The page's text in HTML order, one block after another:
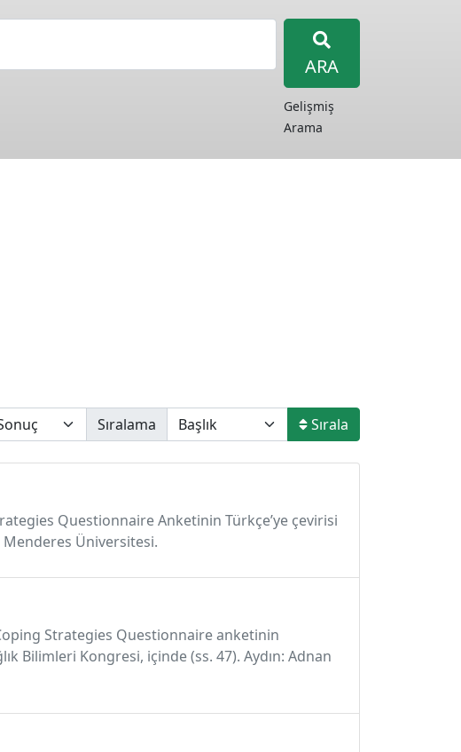
ARA
Gelişmiş
Arama
Sıralama Sırala
Questionnaire Anketinin Türkçe’ye çevirisi
Menderes Üniversitesi.
Coping Strategies Questionnaire anketinin
Bilimleri Kongresi, içinde (ss. 47). Aydın: Adnan